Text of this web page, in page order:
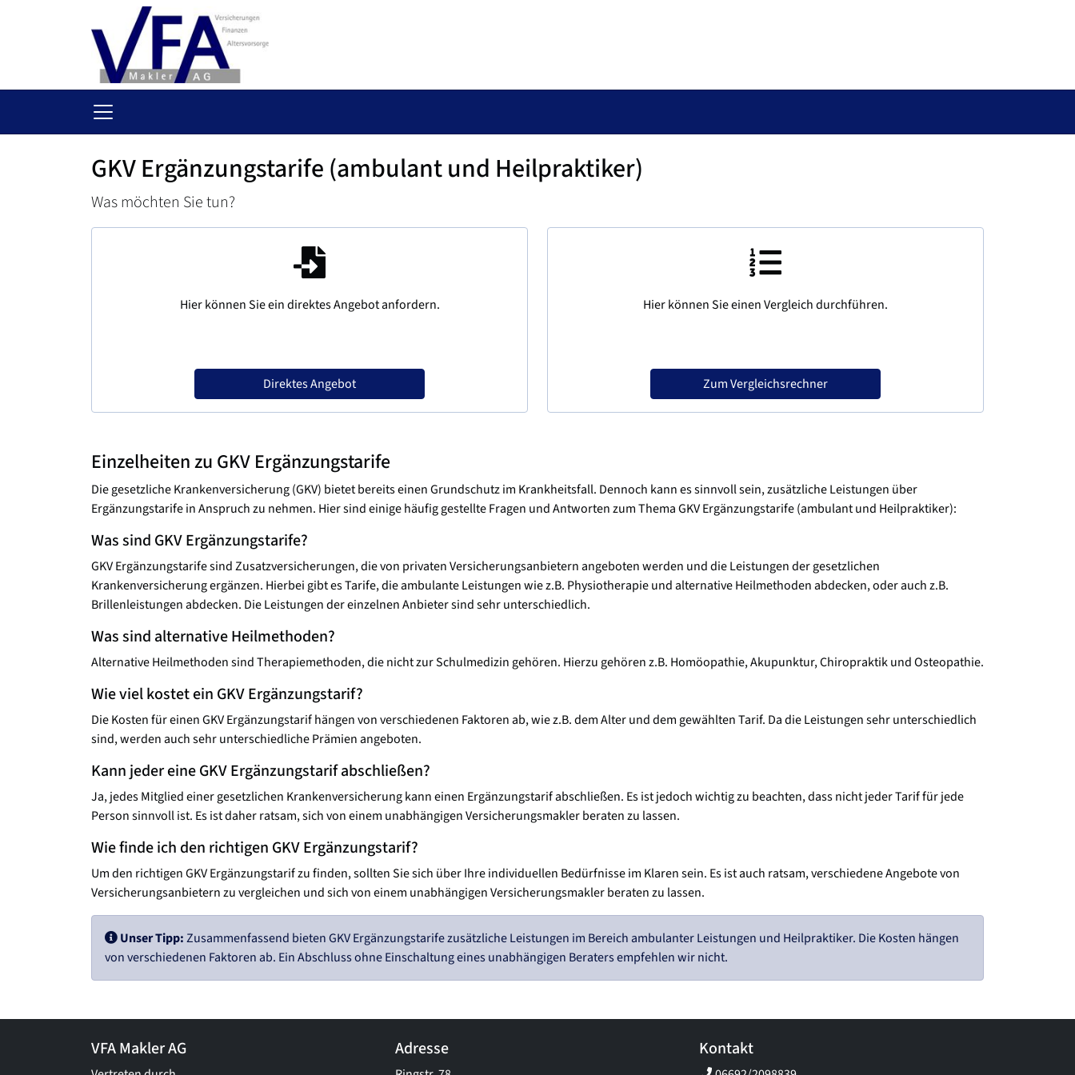
GKV Ergänzungstarife (ambulant und Heilpraktiker)
Was möchten Sie tun?
Hier können Sie ein direktes Angebot anfordern.
Direktes Angebot
Hier können Sie einen Vergleich durchführen.
Zum Vergleichsrechner
Einzelheiten zu GKV Ergänzungstarife
Die gesetzliche Krankenversicherung (GKV) bietet bereits einen Grundschutz im Krankheitsfall. Dennoch kann es sinnvoll sein, zusätzliche Leistungen über
Ergänzungstarife in Anspruch zu nehmen. Hier sind einige häufig gestellte Fragen und Antworten zum Thema GKV Ergänzungstarife (ambulant und Heilpraktiker):
Was sind GKV Ergänzungstarife?
GKV Ergänzungstarife sind Zusatzversicherungen, die von privaten Versicherungsanbietern angeboten werden und die Leistungen der gesetzlichen
Krankenversicherung ergänzen. Hierbei gibt es Tarife, die ambulante Leistungen wie z.B. Physiotherapie und alternative Heilmethoden abdecken, oder auch z.B.
Brillenleistungen abdecken. Die Leistungen der einzelnen Anbieter sind sehr unterschiedlich.
Was sind alternative Heilmethoden?
Alternative Heilmethoden sind Therapiemethoden, die nicht zur Schulmedizin gehören. Hierzu gehören z.B. Homöopathie, Akupunktur, Chiropraktik und Osteopathie.
Wie viel kostet ein GKV Ergänzungstarif?
Die Kosten für einen GKV Ergänzungstarif hängen von verschiedenen Faktoren ab, wie z.B. dem Alter und dem gewählten Tarif. Da die Leistungen sehr unterschiedlich
sind, werden auch sehr unterschiedliche Prämien angeboten.
Kann jeder eine GKV Ergänzungstarif abschließen?
Ja, jedes Mitglied einer gesetzlichen Krankenversicherung kann einen Ergänzungstarif abschließen. Es ist jedoch wichtig zu beachten, dass nicht jeder Tarif für jede
Person sinnvoll ist. Es ist daher ratsam, sich von einem unabhängigen Versicherungsmakler beraten zu lassen.
Wie finde ich den richtigen GKV Ergänzungstarif?
Um den richtigen GKV Ergänzungstarif zu finden, sollten Sie sich über Ihre individuellen Bedürfnisse im Klaren sein. Es ist auch ratsam, verschiedene Angebote von
Versicherungsanbietern zu vergleichen und sich von einem unabhängigen Versicherungsmakler beraten zu lassen.
Unser Tipp:Zusammenfassend bieten GKV Ergänzungstarife zusätzliche Leistungen im Bereich ambulanter Leistungen und Heilpraktiker. Die Kosten hängen
von verschiedenen Faktoren ab. Ein Abschluss ohne Einschaltung eines unabhängigen Beraters empfehlen wir nicht.
VFA Makler AG Adresse Kontakt